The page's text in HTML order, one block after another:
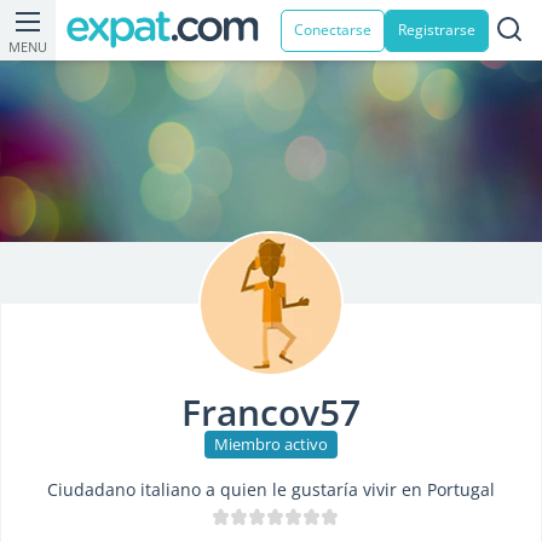
MENU
Conectarse Registrarse
Francov57
Miembro activo
Ciudadano italiano a quien le gustaría vivir en Portugal